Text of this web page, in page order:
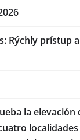
Rýchly prístup
la elevación
localidades